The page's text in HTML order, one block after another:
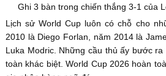
Ghi 3 bàn trong chiến thắng 3-1 của
Lịch sử World Cup luôn có chỗ cho
2010 là Diego Forlan, năm 2014 là
Luka Modric. Những cầu thủ ấy bước
toàn khác biệt. World Cup 2026 hoàn